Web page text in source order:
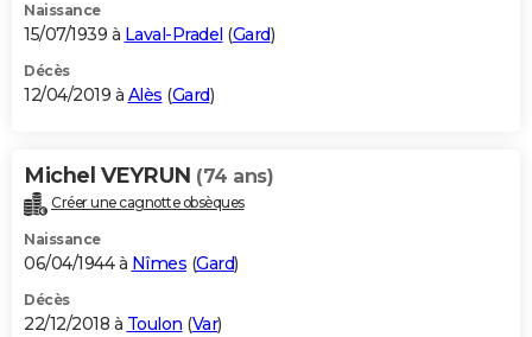
Naissance
15/07/1939 à Laval-Pradel (Gard)
Décès
12/04/2019 à Alès (Gard)
Michel VEYRUN (74 ans)
Créer une cagnotte obsèques
Naissance
06/04/1944 à Nîmes (Gard)
Décès
22/12/2018 à Toulon (Var)